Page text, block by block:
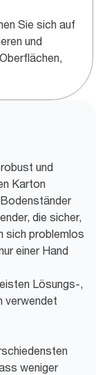
Sie sich auf
und
und
Karton
die sicher,
sich problemlos
einer Hand
Lösungs-,
verwendet
weniger